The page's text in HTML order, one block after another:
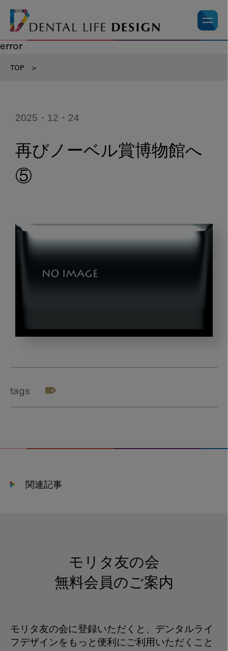
error
TOP >
2025・12・24
再びノーベル賞博物館へ
⑤
ノ
ベ
ル
物
tags
関連記事
モリタ友の会
無料会員のご案内
モリタ友の会に登録いただくと、デンタルライ
フデザインをもっと便利にご利用いただくこと